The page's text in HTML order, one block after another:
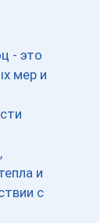
- это
мер и
и
с